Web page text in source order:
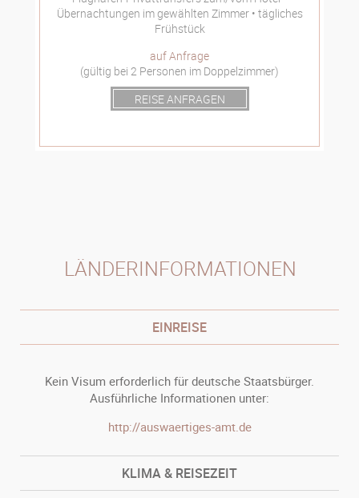
Übernachtungen im gewählten Zimmer
tägliches
Frühstück
auf Anfrage
(gültig bei 2 Personen im Doppelzimmer)
REISE ANFRAGEN
LÄNDERINFORMATIONEN
EINREISE
Kein Visum erforderlich für deutsche Staatsbürger.
Ausführliche Informationen unter:
http://auswaertiges-amt.de
KLIMA & REISEZEIT